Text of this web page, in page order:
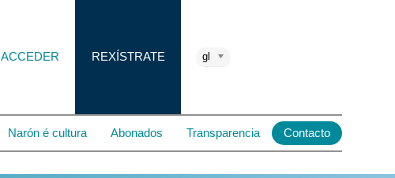
ACCEDER REXÍSTRATE gl
Narón é cultura Abonados Transparencia Contacto